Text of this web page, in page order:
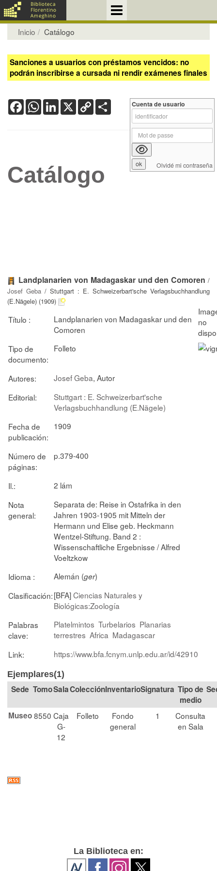
Inicio Catálogo
Sanciones a usuarios con préstamos vencidos: no
podrán inscribirse a cursada ni rendir exámenes finales
FacebookWhatsApp
LinkedIn
X Copy
Link
Catálogo
Landplanarien von Madagaskar und den Comoren /
Josef Geba / Stuttgart : E. Schweizerbart'sche Verlagsbuchhandlung
(E.Nägele) (1909)
Título :
Landplanarien von Madagaskar und den
Comoren
Tipo de
documento:
Folleto
Autores: Josef Geba, Autor
Editorial:
Stuttgart : E. Schweizerbart'sche
Verlagsbuchhandlung (E.Nägele)
Fecha de
publicación:
1909
Número de
páginas:
p.379-400
Il.:
2 lám
Nota
general:
Separata de: Reise in Ostafrika in den
Jahren 1903-1905 mit Mitteln der
Hermann und Elise geb. Heckmann
Wentzel-Stiftung. Band 2 :
Wissenschaftliche Ergebnisse / Alfred
Voeltzkow
Idioma :
Alemán (ger)
Clasificación:[BFA]Ciencias Naturales y
Biológicas:Zoología
Palabras
clave:
Platelmintos Turbelarios Planarias
terrestres Africa Madagascar
Link:
https://www.bfa.fcnym.unlp.edu.ar/id/42910
Ejemplares(1)
TomoSalaColección Signatura Tipo de
medio
Museo8550 Caja
G-
12
Folleto
Fondo
general
1
Consulta
en Sala
Cuenta de usuario
Olvidé mi contraseña
La Biblioteca en: